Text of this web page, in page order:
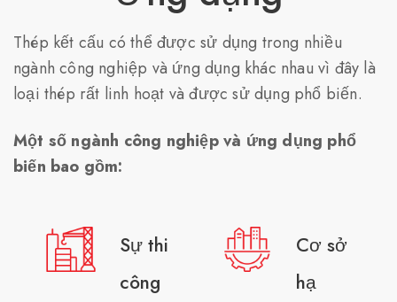
Thép kết cấu có thể được sử dụng trong nhiều
ngành công nghiệp và ứng dụng khác nhau vì đây là
loại thép rất linh hoạt và được sử dụng phổ biến.
Một số ngành công nghiệp và ứng dụng phổ
biến bao gồm:
Sự thi
công
Cơ sở
hạ